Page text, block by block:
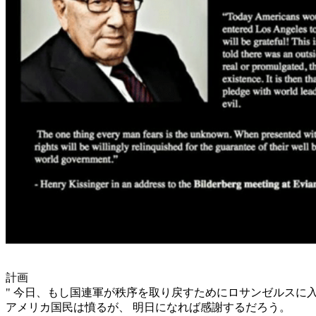
計画
" 今日、もし国連軍が秩序を取り戻すためにロサンゼルスに
アメリカ国民は憤るが、 明日になれば感謝するだろう。